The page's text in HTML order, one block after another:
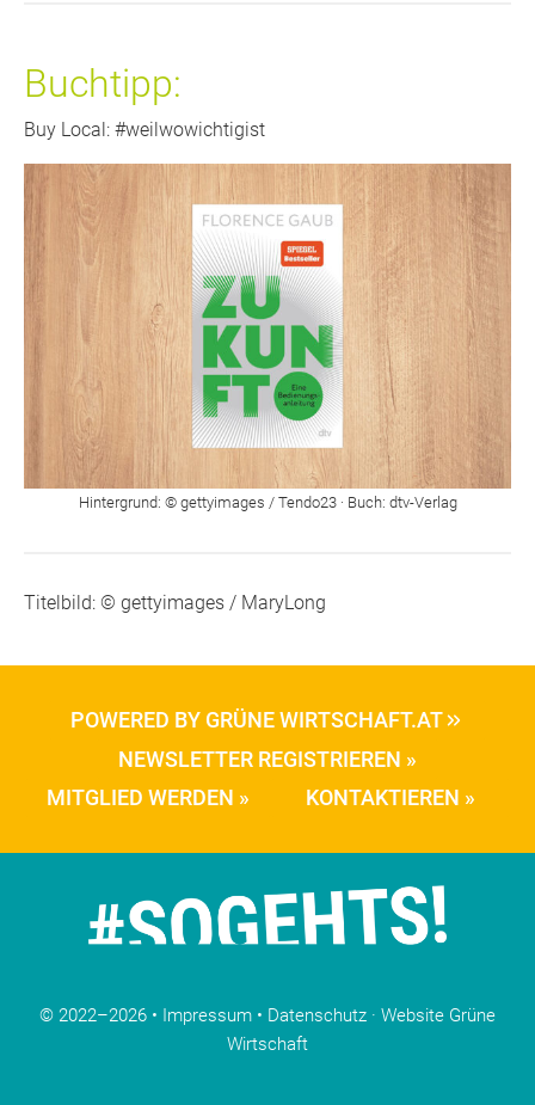
Buchtipp:
Buy Local: #weilwowichtigist
Hintergrund: © gettyimages / Tendo23 · Buch: dtv-Verlag
Titelbild: © gettyimages / MaryLong
POWERED BY GRÜNE WIRTSCHAFT.AT
NEWSLETTER REGISTRIEREN »
MITGLIED WERDEN »
KONTAKTIEREN »
© 2022–2026 • Impressum • Datenschutz · Website Grüne
Wirtschaft